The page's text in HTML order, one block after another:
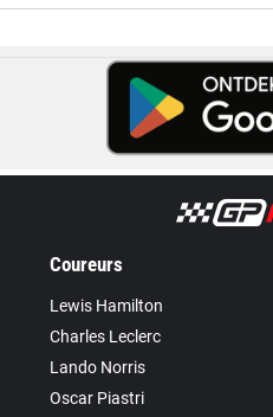
Coureurs
Lewis Hamilton
Charles Leclerc
Lando Norris
Oscar Piastri